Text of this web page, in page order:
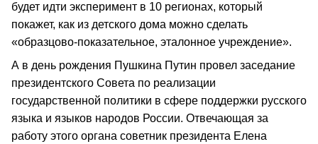
будет идти эксперимент в 10 регионах, который
покажет, как из детского дома можно сделать
«образцово-показательное, эталонное учреждение».
А в день рождения Пушкина Путин провел заседание
президентского Совета по реализации
государственной политики в сфере поддержки русского
языка и языков народов России. Отвечающая за
работу этого органа советник президента Елена